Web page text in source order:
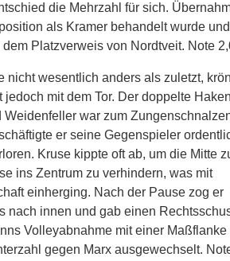
die Mehrzahl für sich.
als Kramer behandelt wurde und
Platzverweis von Nordtveit. Note
nicht wesentlich anders als zuletzt,
jedoch mit dem Tor. Der doppelte
Weidenfeller war zum
er seine Gegenspieler
Kruse kippte oft ab, um die Mitte
ins Zentrum zu verhindern, was mit
einherging. Nach der Pause zog er
nach innen und gab einen
Volleyabnahme mit einer Maßflanke
gegen Marx ausgewechselt.